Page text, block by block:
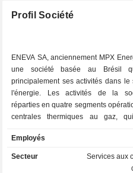
Profil Société
ENEVA SA, anciennement MPX
une société basée au Brésil
principalement ses activités dans le
l'énergie. Les activités de la
réparties en quatre segments
centrales thermiques au gaz, qui
du complexe de Parnaíba, situé
Maranhão ; l'amont, dédié à
développement, à la
Employés
Secteur
Services aux